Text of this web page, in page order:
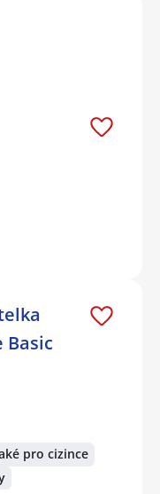
Basic
pro cizince